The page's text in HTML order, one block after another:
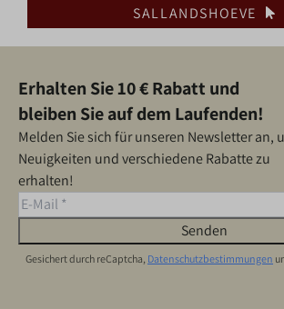
SALLANDSHOEVE
Erhalten Sie 10 € Rabatt und
bleiben Sie auf dem Laufenden!
Melden Sie sich für unseren Newsletter an,
Neuigkeiten und verschiedene Rabatte zu
erhalten!
Senden
Gesichert durch reCaptcha, Datenschutzbestimmungen